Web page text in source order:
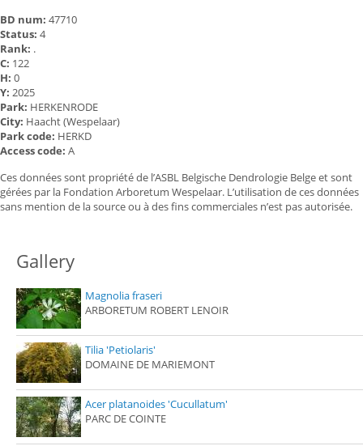
BD num: 47710
Status: 4
Rank: .
C: 122
H: 0
Y: 2025
Park: HERKENRODE
City: Haacht (Wespelaar)
Park code: HERKD
Access code: A
Ces données sont propriété de l’ASBL Belgische Dendrologie Belge et sont
gérées par la Fondation Arboretum Wespelaar. L’utilisation de ces données
sans mention de la source ou à des fins commerciales n’est pas autorisée.
Gallery
Magnolia fraseri
ARBORETUM ROBERT LENOIR
Tilia 'Petiolaris'
DOMAINE DE MARIEMONT
Acer platanoides 'Cucullatum'
PARC DE COINTE